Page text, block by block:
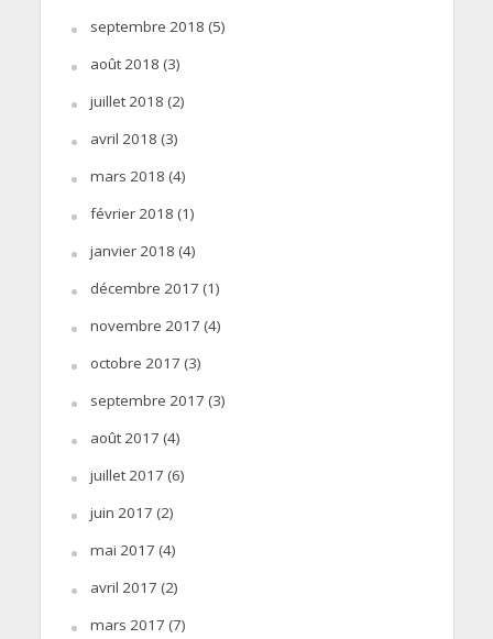
septembre 2018 (5)
août 2018 (3)
juillet 2018 (2)
avril 2018 (3)
mars 2018 (4)
février 2018 (1)
janvier 2018 (4)
décembre 2017 (1)
novembre 2017 (4)
octobre 2017 (3)
septembre 2017 (3)
août 2017 (4)
juillet 2017 (6)
juin 2017 (2)
mai 2017 (4)
avril 2017 (2)
mars 2017 (7)